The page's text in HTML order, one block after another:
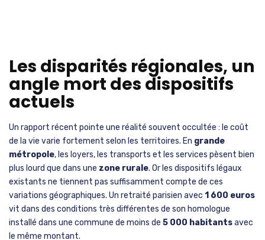
Les disparités régionales, un
angle mort des dispositifs
actuels
Un rapport récent pointe une réalité souvent occultée : le coût
de la vie varie fortement selon les territoires. En grande
métropole, les loyers, les transports et les services pèsent bien
plus lourd que dans une zone rurale. Or les dispositifs légaux
existants ne tiennent pas suffisamment compte de ces
variations géographiques. Un retraité parisien avec 1 600 euros
vit dans des conditions très différentes de son homologue
installé dans une commune de moins de 5 000 habitantsavec
le même montant.